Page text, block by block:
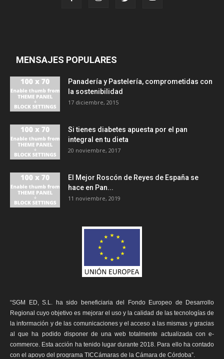
MENSAJES POPULARES
Panadería y Pastelería, comprometidas con
la sostenibilidad
17 diciembre, 2015
Si tienes diabetes apuesta por el pan
integral en tu dieta
20 noviembre, 2017
El Mejor Roscón de Reyes de España se
hace en Pan...
11 noviembre, 2019
“SGM ED, S.L. ha sido beneficiaria del Fondo Europeo de Desarrollo
Regional cuyo objetivo es mejorar el uso y la calidad de las tecnologías de
la información y de las comunicaciones y el acceso a las mismas y gracias
al que ha podido disponer de una web totalmente actualizada con e-
commerce. Esta acción ha tenido lugar durante 2018. Para ello ha contado
con el apoyo del programa TICCámaras de la Cámara de Córdoba”.